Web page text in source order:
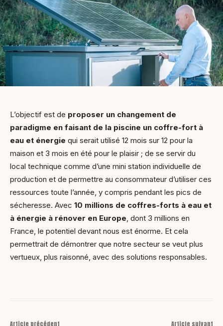
L’objectif est de proposer un changement de
paradigme en faisant de la piscine un coffre-fort à
eau et énergie qui serait utilisé 12 mois sur 12 pour la
maison et 3 mois en été pour le plaisir ; de se servir du
local technique comme d’une mini station individuelle de
production et de permettre au consommateur d’utiliser ces
ressources toute l’année, y compris pendant les pics de
sécheresse. Avec 10 millions de coffres-forts à eau et
à énergie à rénover en Europe , dont 3 millions en
France, le potentiel devant nous est énorme. Et cela
permettrait de démontrer que notre secteur se veut plus
vertueux, plus raisonné, avec des solutions responsables.
Article précédent Article suivant